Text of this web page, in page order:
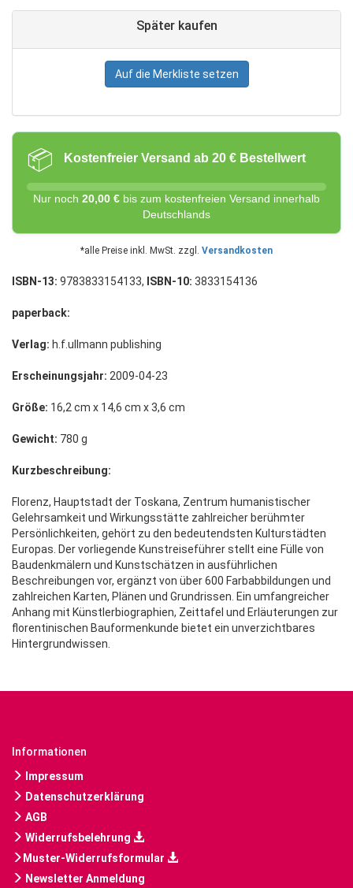
Später kaufen
Auf die Merkliste setzen
📦 Kostenfreier Versand ab 20 € Bestellwert
Nur noch 20,00 € bis zum kostenfreien Versand innerhalb
Deutschlands
*alle Preise inkl. MwSt. zzgl. Versandkosten
ISBN-13: 9783833154133, ISBN-10: 3833154136
paperback:
Verlag: h.f.ullmann publishing
Erscheinungsjahr: 2009-04-23
Größe: 16,2 cm x 14,6 cm x 3,6 cm
Gewicht: 780 g
Kurzbeschreibung:
Florenz, Hauptstadt der Toskana, Zentrum humanistischer
Gelehrsamkeit und Wirkungsstätte zahlreicher berühmter
Persönlichkeiten, gehört zu den bedeutendsten Kulturstädten
Europas. Der vorliegende Kunstreiseführer stellt eine Fülle von
Baudenkmälern und Kunstschätzen in ausführlichen
Beschreibungen vor, ergänzt von über 600 Farbabbildungen und
zahlreichen Karten, Plänen und Grundrissen. Ein umfangreicher
Anhang mit Künstlerbiographien, Zeittafel und Erläuterungen zur
florentinischen Bauformenkunde bietet ein unverzichtbares
Hintergrundwissen.
Informationen
Impressum
Datenschutzerklärung
AGB
Widerrufsbelehrung
Muster-Widerrufsformular
Newsletter Anmeldung